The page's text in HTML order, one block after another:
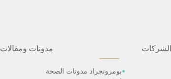
الشركات مدونات ومقالات
بومرونجراد مدونات الصحة